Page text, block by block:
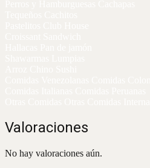
Valoraciones
No hay valoraciones aún.